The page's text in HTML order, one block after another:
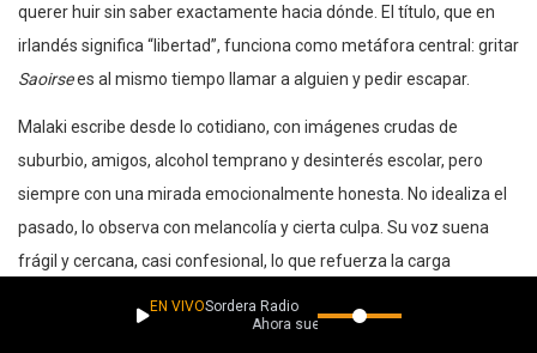
querer huir sin saber exactamente hacia dónde. El título, que en
irlandés significa “libertad”, funciona como metáfora central: gritar
Saoirsees al mismo tiempo llamar a alguien y pedir escapar.
Malaki escribe desde lo cotidiano, con imágenes crudas de
suburbio, amigos, alcohol temprano y desinterés escolar, pero
siempre con una mirada emocionalmente honesta. No idealiza el
pasado, lo observa con melancolía y cierta culpa. Su voz suena
frágil y cercana, casi confesional, lo que refuerza la carga
EN VIVOSordera Radio
Ahora suena